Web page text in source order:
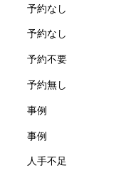
予約なし
予約なし
予約不要
予約無し
事例
事例
人手不足